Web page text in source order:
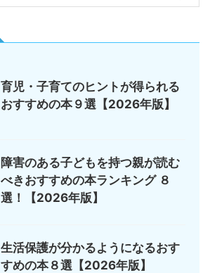
育児・子育てのヒントが得られる
おすすめの本９選【2026年版】
障害のある子どもを持つ親が読む
べきおすすめの本ランキング ８
選！【2026年版】
生活保護が分かるようになるおす
すめの本８選【2026年版】